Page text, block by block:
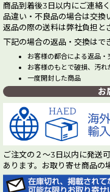
商品到着後3日以内にご連絡く
品違い・不良品の場合は交換
返品の際の送料は弊社負担と
下記の場合の返品・交換はで
お客様の都合による返品・
お客様のもとで破損、汚れ
一度開封した商品
お
ご注文の２～3日以内に発送
あります。お取り寄せ商品の